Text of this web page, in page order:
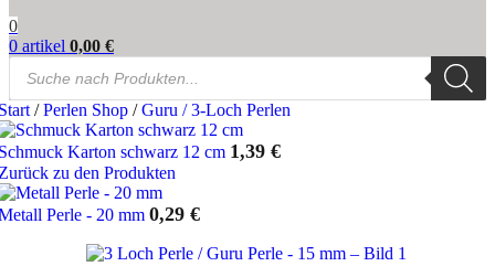
0
0 artikel 0,00 €
Products
search
/ Perlen Shop / Guru / 3-Loch Perlen
Karton schwarz 12 cm 1,39 €
zu den Produkten
Perle - 20 mm 0,29 €